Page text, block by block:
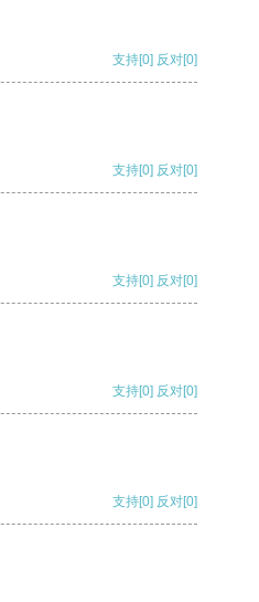
支持[0] 反对[0]
支持[0] 反对[0]
支持[0] 反对[0]
支持[0] 反对[0]
支持[0] 反对[0]